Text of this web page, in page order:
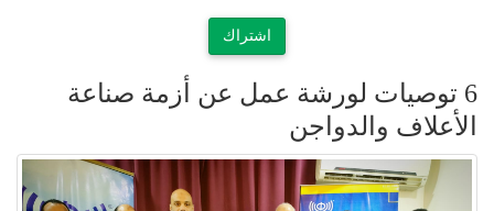
اشتراك
6 توصيات لورشة عمل عن أزمة صناعة
الأعلاف والدواجن